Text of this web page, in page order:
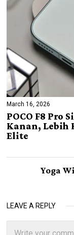
March 16, 2026
POCO F8 Pro
Kanan, Lebih
Elite
Yoga
LEAVE A REPLY